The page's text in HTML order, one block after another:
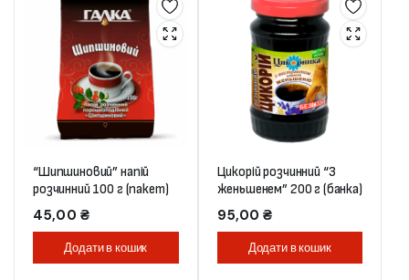
“Шипшиновий” напій
розчинний 100 г (пакет)
45,00 ₴
Додати в кошик
Цикорій розчинний “З
женьшенем” 200 г (банка)
95,00₴
Додати в кошик